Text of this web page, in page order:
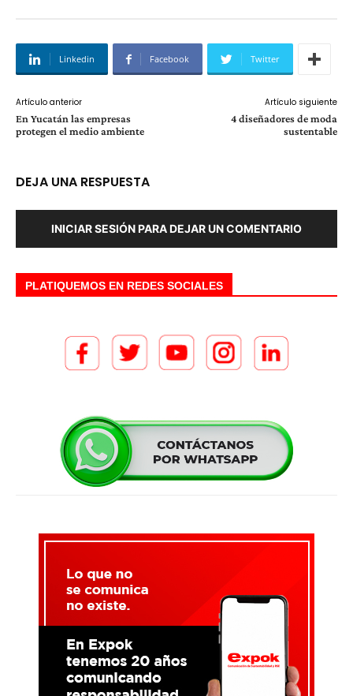
Linkedin Facebook Twitter
Artículo anterior
En Yucatán las empresas
protegen el medio ambiente
Artículo siguiente
4 diseñadores de moda
sustentable
DEJA UNA RESPUESTA
INICIAR SESIÓN PARA DEJAR UN COMENTARIO
PLATIQUEMOS EN REDES SOCIALES